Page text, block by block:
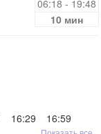
06:18 - 19:48
10 мин
16:29
16:59